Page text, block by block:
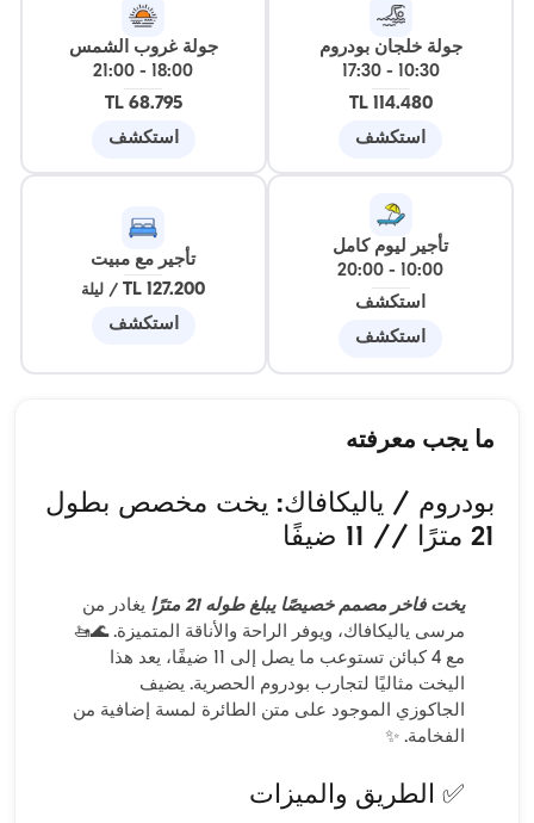
جولة خلجان بودروم
10:30
-
17:30
114.480 TL
استكشف
جولة غروب الشمس
18:00
-
21:00
68.795 TL
استكشف
تأجير ليوم كامل
10:00
-
20:00
استكشف
استكشف
تأجير مع مبيت
127.200 TL
/ ليلة
استكشف
ما يجب معرفته
بودروم / ياليكافاك: يخت مخصص بطول
21 مترًا // 11 ضيفًا
يخت فاخر مصمم خصيصًا يبلغ طوله 21 مترًا
يغادر من
مرسى ياليكافاك، ويوفر الراحة والأناقة المتميزة. 🌊🚤
مع 4 كبائن تستوعب ما يصل إلى 11 ضيفًا، يعد هذا
اليخت مثاليًا لتجارب بودروم الحصرية. يضيف
الجاكوزي الموجود على متن الطائرة لمسة إضافية من
الفخامة. ✨
✅ الطريق والميزات